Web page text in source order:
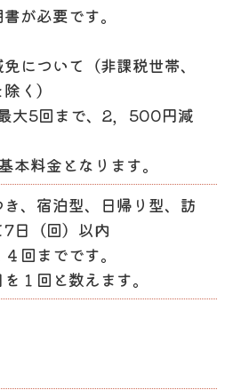
が必要です。
について（非課税世帯、
く）
大5回まで、2，500円減
本料金となります。
、宿泊型、日帰り型、訪
日（回）以内
回までです。
１回と数えます。